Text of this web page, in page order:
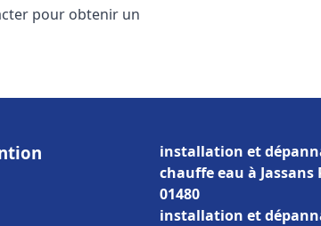
pour obtenir un
installation et
chauffe eau à
01480
installation et